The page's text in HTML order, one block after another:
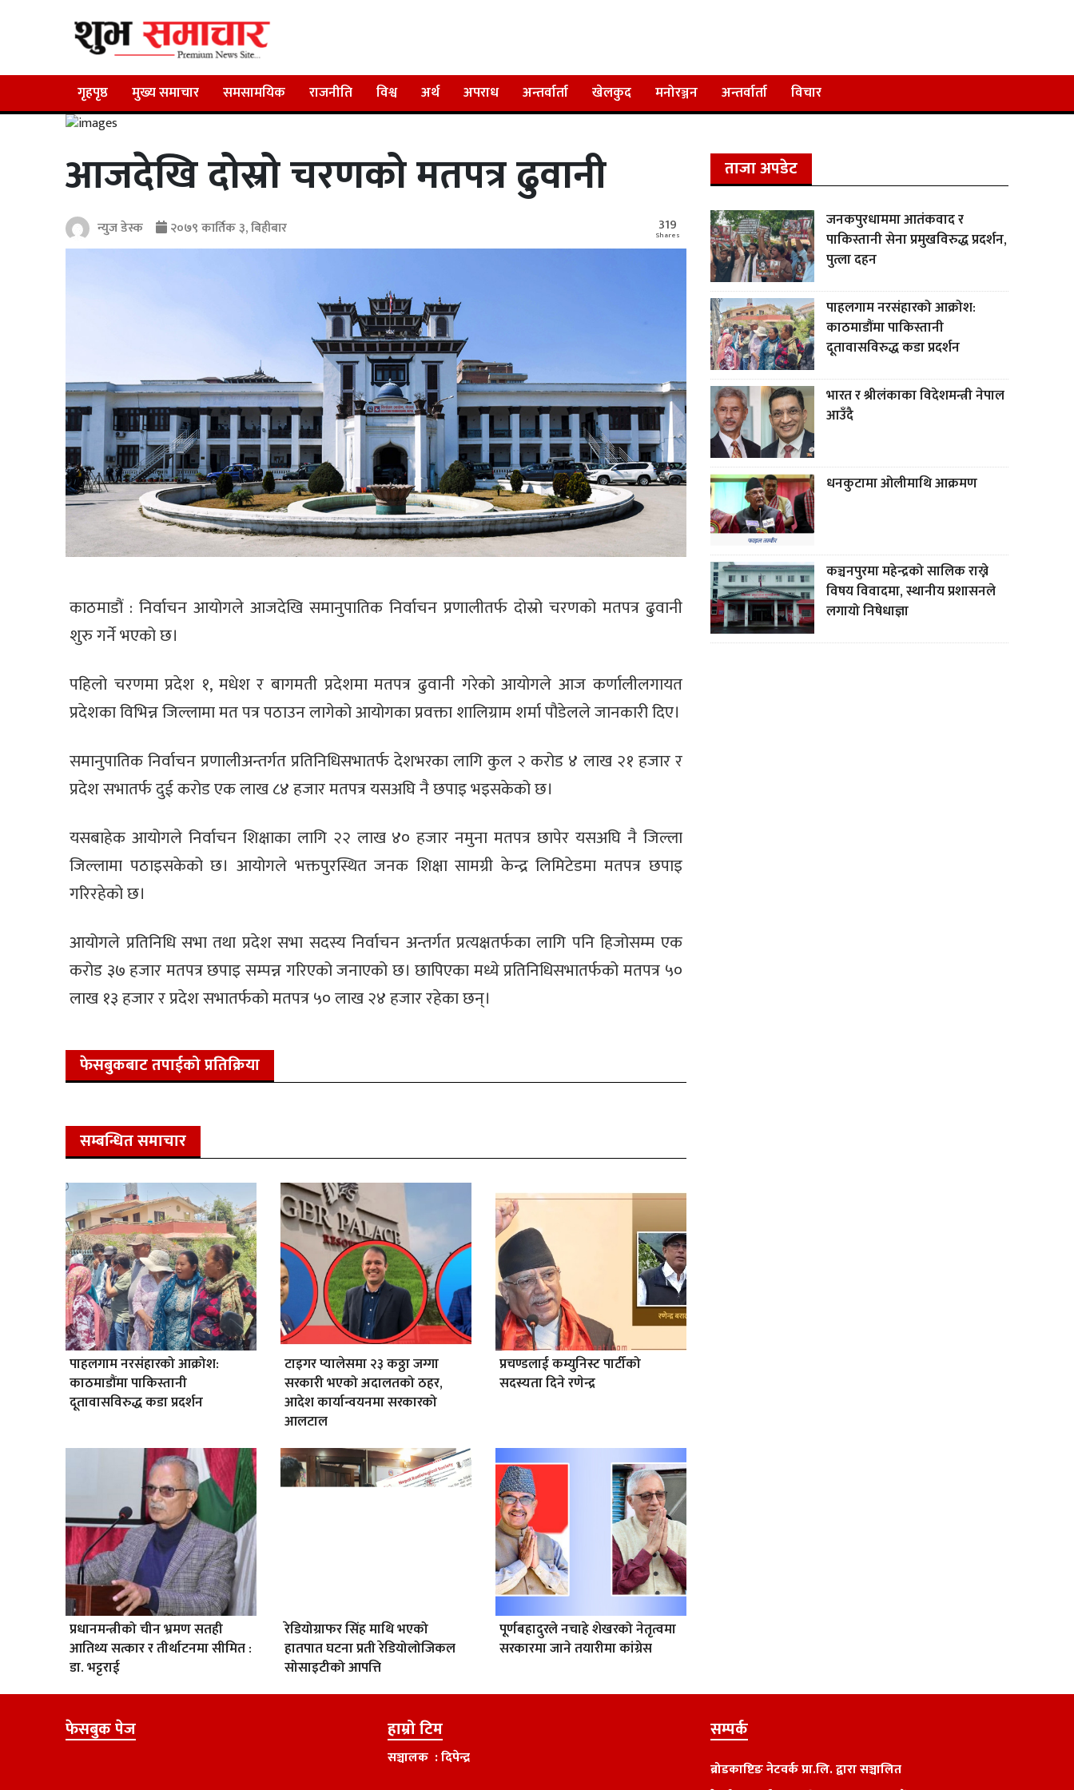
गृहपृष्ठ मुख्य समाचार समसामयिक राजनीति विश्व अर्थ अपराध अन्तर्वार्ता खेलकुद मनोरञ्जन अन्तर्वार्ता विचार
आजदेखि दोस्रो चरणको मतपत्र ढुवानी
न्युज डेस्क २०७९ कार्तिक ३, बिहीबार 319
Shares
काठमाडौं : निर्वाचन आयोगले आजदेखि समानुपातिक निर्वाचन प्रणालीतर्फ दोस्रो चरणको मतपत्र ढुवानी
शुरु गर्ने भएको छ।
पहिलो चरणमा प्रदेश १, मधेश र बागमती प्रदेशमा मतपत्र ढुवानी गरेको आयोगले आज कर्णालीलगायत
प्रदेशका विभिन्न जिल्लामा मत पत्र पठाउन लागेको आयोगका प्रवक्ता शालिग्राम शर्मा पौडेलले जानकारी दिए।
समानुपातिक निर्वाचन प्रणालीअन्तर्गत प्रतिनिधिसभातर्फ देशभरका लागि कुल २ करोड ४ लाख २१ हजार र
प्रदेश सभातर्फ दुई करोड एक लाख ८४ हजार मतपत्र यसअघि नै छपाइ भइसकेको छ।
यसबाहेक आयोगले निर्वाचन शिक्षाका लागि २२ लाख ४० हजार नमुना मतपत्र छापेर यसअघि नै जिल्ला
जिल्लामा पठाइसकेको छ। आयोगले भक्तपुरस्थित जनक शिक्षा सामग्री केन्द्र लिमिटेडमा मतपत्र छपाइ
गरिरहेको छ।
आयोगले प्रतिनिधि सभा तथा प्रदेश सभा सदस्य निर्वाचन अन्तर्गत प्रत्यक्षतर्फका लागि पनि हिजोसम्म एक
करोड ३७ हजार मतपत्र छपाइ सम्पन्न गरिएको जनाएको छ। छापिएका मध्ये प्रतिनिधिसभातर्फको मतपत्र ५०
लाख १३ हजार र प्रदेश सभातर्फको मतपत्र ५० लाख २४ हजार रहेका छन्।
फेसबुकबाट तपाईको प्रतिक्रिया
सम्बन्धित समाचार
पाहलगाम नरसंहारको आक्रोश:
काठमाडौंमा पाकिस्तानी
दूतावासविरुद्ध कडा प्रदर्शन
टाइगर प्यालेसमा २३ कठ्ठा जग्गा
सरकारी भएको अदालतको ठहर,
आदेश कार्यान्वयनमा सरकारको
आलटाल
प्रचण्डलाई कम्युनिस्ट पार्टीको
सदस्यता दिने रणेन्द्र
प्रधानमन्त्रीको चीन भ्रमण सतही
आतिथ्य सत्कार र तीर्थाटनमा सीमित :
डा. भट्टराई
रेडियोग्राफर सिंह माथि भएको
हातपात घटना प्रती रेडियोलोजिकल
सोसाइटीको आपत्ति
पूर्णबहादुरले नचाहे शेखरको नेतृत्वमा
सरकारमा जाने तयारीमा कांग्रेस
ताजा अपडेट
जनकपुरधाममा आतंकवाद र
पाकिस्तानी सेना प्रमुखविरुद्ध प्रदर्शन,
पुत्ला दहन
पाहलगाम नरसंहारको आक्रोश:
काठमाडौंमा पाकिस्तानी
दूतावासविरुद्ध कडा प्रदर्शन
भारत र श्रीलंकाका विदेशमन्त्री नेपाल
आउँदै
धनकुटामा ओलीमाथि आक्रमण
कञ्चनपुरमा महेन्द्रको सालिक राख्ने
विषय विवादमा, स्थानीय प्रशासनले
लगायो निषेधाज्ञा
फेसबुक पेज हाम्रो टिम
सञ्चालक : दिपेन्द्र
सम्पर्क
ब्रोडकाष्टिङ नेटवर्क प्रा.लि. द्वारा सञ्चालित